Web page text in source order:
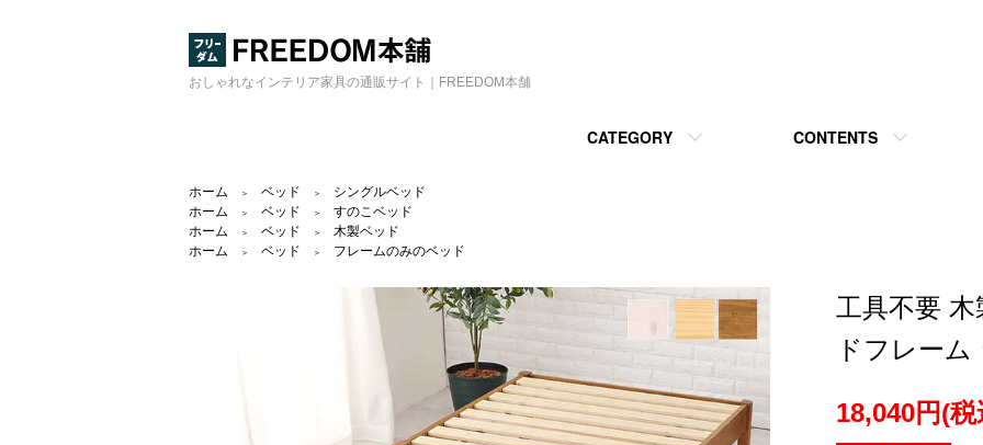
おしゃれなインテリア家具の通販サイト｜FREEDOM本舗
CATEGORY CONTENTS
ホーム ＞ ベッド ＞
シングルベッド
ホーム
＞ ベッド ＞
すのこベッド
ホーム
＞ ベッド ＞
木製ベッド
ホーム
＞ ベッド ＞ フレームのみのベッド
工具不要
ドフレー
18,040円(税